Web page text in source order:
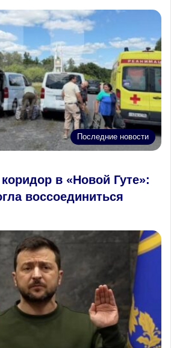
Последние новости
в «Новой Гуте»:
воссоединиться